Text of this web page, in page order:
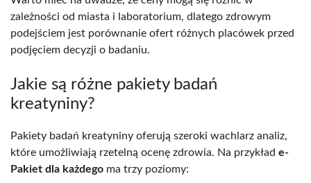
zależności od miasta i laboratorium, dlatego zdrowym
podejściem jest porównanie ofert różnych placówek przed
podjęciem decyzji o badaniu.
Jakie są różne pakiety badań
kreatyniny?
Pakiety badań kreatyniny oferują szeroki wachlarz analiz,
które umożliwiają rzetelną ocenę zdrowia. Na przykład e-
Pakiet dla każdego ma trzy poziomy: